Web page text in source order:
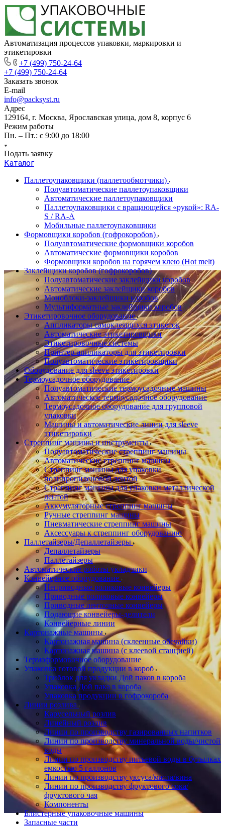
Автоматизация процессов упаковки, маркировки и
этикетировки
+7 (499) 750-24-64
+7 (499) 750-24-64
Заказать звонок
E-mail
info@packsyst.ru
Адрес
129164, г. Москва, Ярославская улица, дом 8, корпус 6
Режим работы
Пн. – Пт.: с 9:00 до 18:00
Подать заявку
Каталог
Паллетоупаковщики (паллетообмотчики)
Полуавтоматические паллетоупаковщики
Автоматические паллетоупаковщики
Паллетоупаковщики с вращающейся «рукой»: RA-
S / RA-A
Мобильные паллетоупаковщики
Формовщики коробов (гофрокоробов)
Полуавтоматические формовщики коробов
Автоматические формовщики коробов
Формовщики коробов на горячем клею (Hot melt)
Заклейщики коробов (гофрокоробов)
Полуавтоматические заклейщики коробов
Автоматические заклейщики коробов
Моноблоки-заклейщики коробов
Мультиформатные заклейщики коробов
Этикетировочное оборудование
Аппликаторы самоклеящихся этикеток
Автоматические этикетировщики
Этикетировочные системы
Принтер-аппликаторы для этикетировки
Полуавтоматические этикетировщики
Оборудование для sleeve этикетировки
Термоусадочное оборудование
Полуавтоматические термоусадочные машины
Автоматическое термоусадочное оборудование
Термоусадочное оборудование для групповой
упаковки
Машины и автоматические линии для sleeve
этикетировки
Стреппинг машины и инструменты
Полуавтоматические стреппинг машины
Автоматические стреппинг машины
Стреппинг машины для упаковки
полипропиленовой лентой
Стреппинг машины для упаковки металлической
лентой
Аккумуляторные стреппинг машины
Ручные стреппинг машины
Пневматические стреппинг машины
Аксессуары к стреппинг оборудованию
Паллетайзеры/Депаллетайзеры
Депаллетайзеры
Паллетайзеры
Автоматические роботы укладчики
Конвейерное оборудование
Неприводные роликовые конвейеры
Приводные роликовые конвейеры
Приводные ленточные конвейеры
Подающие конвейеры-делители
Конвейерные линии
Картонажные машины
Картонажная машина (склеенные обечайки)
Картонажная машина (с клеевой станцией)
Термоформовочное оборудование
Упаковка готовой продукции в короб
Триблок для укладки Дой паков в короба
Упаковка Дой пака в короба
Упаковка продукции в гофрокороба
Линии розлива
Карусельный розлив
Линейный розлив
Линии по производству газированных напитков
Линии по производству минеральной воды/чистой
воды
Линии по производству питьевой воды в бутылках
емкостью 5 галлонов
Линии по производству уксуса/масла/вина
Линии по производству фруктового сока/
фруктового чая
Компоненты
Блистерные упаковочные машины
Запасные части